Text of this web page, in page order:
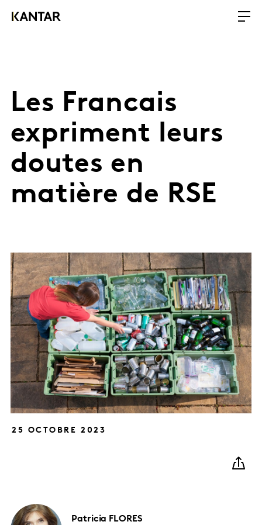
Les Francais
expriment leurs
doutes en
matière de RSE
25 OCTOBRE 2023
Patricia FLORES